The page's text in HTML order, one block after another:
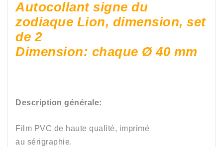
Autocollant signe du
zodiaque Lion, dimension, set
de 2
Dimension: chaque Ø 40 mm
Description générale:
Film PVC de haute qualité, imprimé
au sérigraphie.